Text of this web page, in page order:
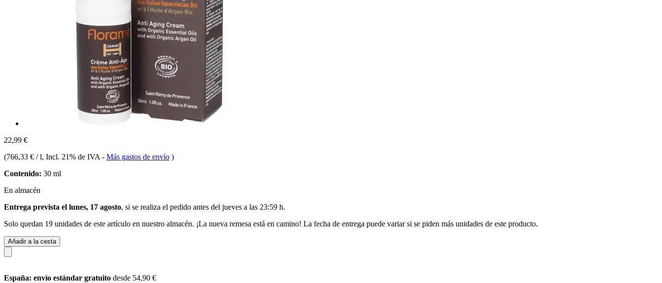
22,99 €
(766,33 € / l, Incl. 21% de IVA - Más gastos de envío )
Contenido: 30 ml
En almacén
Entrega prevista el lunes, 17 agosto, si se realiza el pedido antes del jueves a las 23:59 h.
Solo quedan 19 unidades de este artículo en nuestro almacén. ¡La nueva remesa está en camino! La fecha de entrega puede variar si se piden más unidades de este producto.
Añadir a la cesta
España: envío estándar gratuito desde 54,90 €